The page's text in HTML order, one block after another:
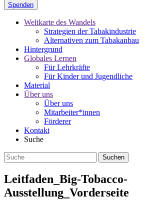
Spenden
Weltkarte des Wandels
Strategien der Tabakindustrie
Alternativen zum Tabakanbau
Hintergrund
Globales Lernen
Für Lehrkräfte
Für Kinder und Jugendliche
Material
Über uns
Über uns
Mitarbeiter*innen
Förderer
Kontakt
Suche
Leitfaden_Big-Tobacco-
Ausstellung_Vorderseite